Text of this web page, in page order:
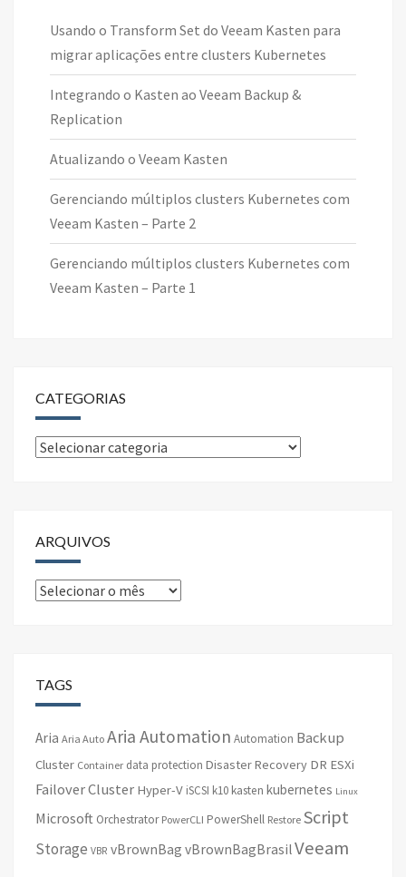
Usando o Transform Set do Veeam Kasten para
migrar aplicações entre clusters Kubernetes
Integrando o Kasten ao Veeam Backup &
Replication
Atualizando o Veeam Kasten
Gerenciando múltiplos clusters Kubernetes com
Veeam Kasten – Parte 2
Gerenciando múltiplos clusters Kubernetes com
Veeam Kasten – Parte 1
CATEGORIAS
Categorias
ARQUIVOS
Arquivos
TAGS
Aria Aria Auto Aria Automation Automation Backup
Cluster Container data protection Disaster Recovery DR ESXi
Failover Cluster Hyper-V iSCSI k10 kasten kubernetes Linux
Microsoft Orchestrator PowerCLI PowerShell Restore Script
Storage VBR vBrownBag vBrownBagBrasilVeeam